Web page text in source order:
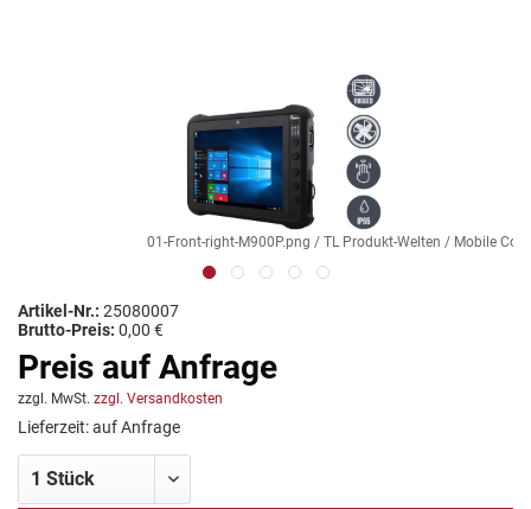
01-Front-right-M900P.png / TL Produkt-Welten / Mobile
Artikel-Nr.: 25080007
Brutto-Preis: 0,00 €
Preis auf Anfrage
zzgl. MwSt. zzgl. Versandkosten
Lieferzeit: auf Anfrage